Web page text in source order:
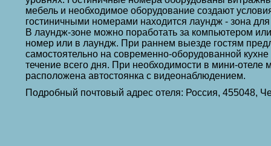
мебель и необходимое оборудование создают
гостиничными номерами находится лаундж - зона
В лаундж-зоне можно поработать за компьютером
номер или в лаундж. При раннем выезде гостям
самостоятельно на современно-оборудованной
течение всего дня. При необходимости в мини-
расположена автостоянка с видеонаблюдением.
Подробный почтовый адрес отеля: Россия, 455048,